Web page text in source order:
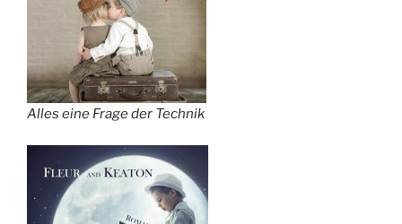
Alles eine Frage der Technik